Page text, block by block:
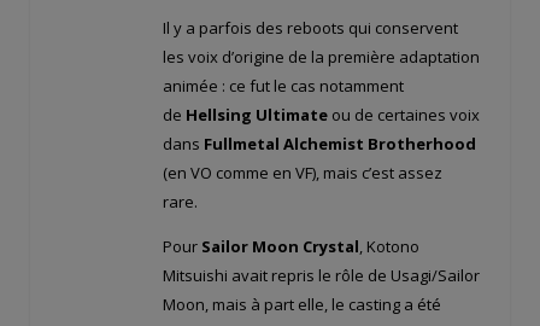
Il y a parfois des reboots qui conservent
les voix d’origine de la première adaptation
animée : ce fut le cas notamment
de Hellsing Ultimate ou de certaines voix
dans Fullmetal Alchemist Brotherhood
(en VO comme en VF), mais c’est assez
rare.
Pour Sailor Moon Crystal, Kotono
Mitsuishi avait repris le rôle de Usagi/Sailor
Moon, mais à part elle, le casting a été